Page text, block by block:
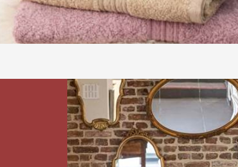
https://
https://
https://
Zahlreiche